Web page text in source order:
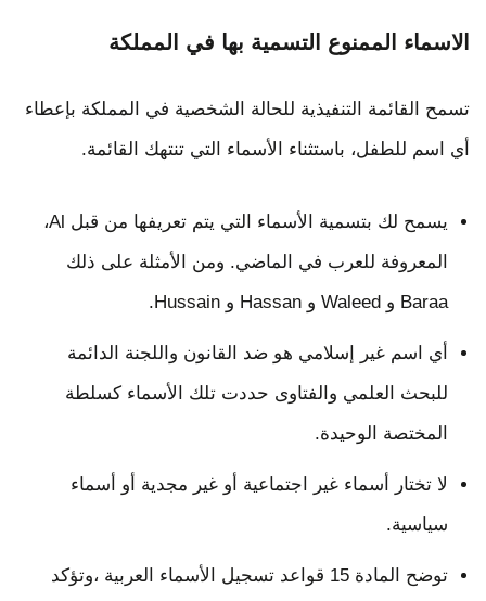
الاسماء الممنوع التسمية بها في المملكة
تسمح القائمة التنفيذية للحالة الشخصية في المملكة بإعطاء
أي اسم للطفل، باستثناء الأسماء التي تنتهك القائمة.
يسمح لك بتسمية الأسماء التي يتم تعريفها من قبل Al،
المعروفة للعرب في الماضي. ومن الأمثلة على ذلك
Baraa و Waleed و Hassan و Hussain.
أي اسم غير إسلامي هو ضد القانون واللجنة الدائمة
للبحث العلمي والفتاوى حددت تلك الأسماء كسلطة
المختصة الوحيدة.
لا تختار أسماء غير اجتماعية أو غير مجدية أو أسماء
سياسية.
توضح المادة 15 قواعد تسجيل الأسماء العربية ،وتؤكد